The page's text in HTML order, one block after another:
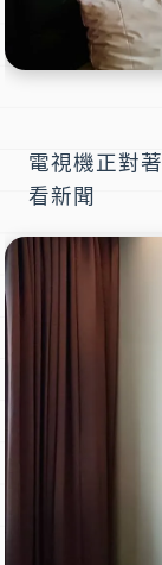
電視機正對
看新聞